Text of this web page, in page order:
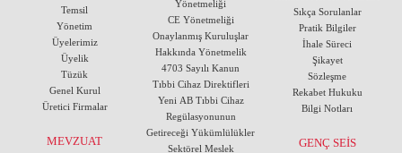
Temsil
Yönetim
Üyelerimiz
Üyelik
Tüzük
Genel Kurul
Üretici Firmalar
MEVZUAT
Yönetmeliği
CE Yönetmeliği
Onaylanmış Kuruluşlar
Hakkında Yönetmelik
4703 Sayılı Kanun
Tıbbi Cihaz Direktifleri
Yeni AB Tıbbi Cihaz
Regülasyonunun
Getireceği Yükümlülükler
Sektörel Meslek
Sıkça Sorulanlar
Pratik Bilgiler
İhale Süreci
Şikayet
Sözleşme
Rekabet Hukuku
Bilgi Notları
GENÇ SEİS